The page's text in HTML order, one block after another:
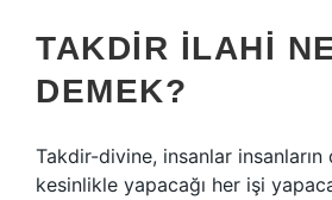
TAKDIR ILAHI
DEMEK?
Takdir-divine, insanlar
kesinlikle yapacağı her işi